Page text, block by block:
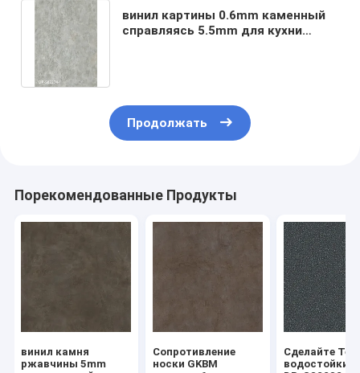
винил картины 0.6mm каменный
справляясь 5.5mm для кухни
Продолжать
Порекомендованные Продукты
винил камня
ржавчины 5mm
Сопротивление
носки GKBM
Сделайте
водостойким